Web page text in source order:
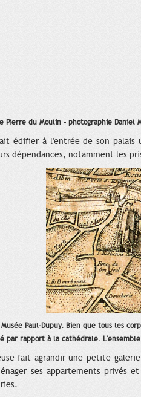
Pierre du Moulin - photographie Daniel
édifier à l'entrée de son palais
dépendances, notamment les
Paul-Dupuy. Bien que tous les
par rapport à la cathédrale.
fait agrandir une petite
ses appartements privés